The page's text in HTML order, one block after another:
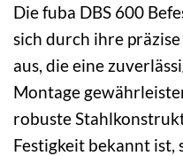
Die fuba DBS 600
sich durch ihre
aus, die eine
Montage
robuste
Festigkeit bekannt ist,